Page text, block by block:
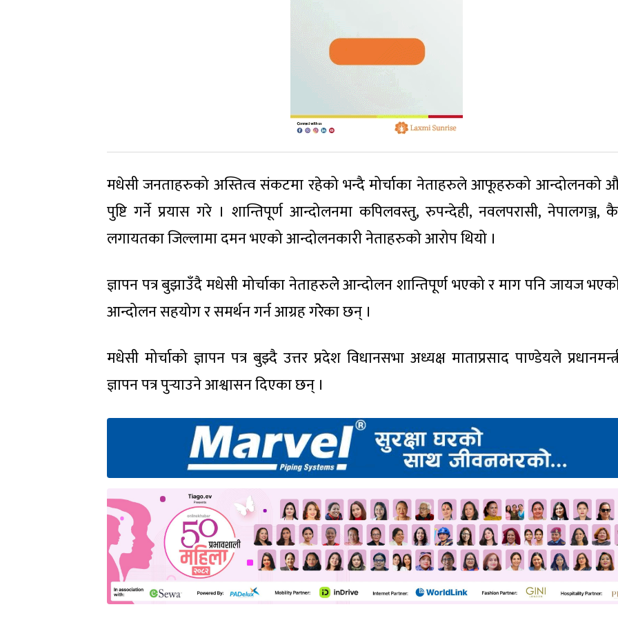
मधेसी जनताहरुको अस्तित्व संकटमा रहेको भन्दै मोर्चाका नेताहरुले आफूहरुको आन्दोलनको
पुष्टि गर्ने प्रयास गरे । शान्तिपूर्ण आन्दोलनमा कपिलवस्तु, रुपन्देही, नवलपरासी, नेपालगञ्ज,
लगायतका जिल्लामा दमन भएको आन्दोलनकारी नेताहरुको आरोप थियो ।
ज्ञापन पत्र बुझाउँदै मधेसी मोर्चाका नेताहरुलेे आन्दोलन शान्तिपूर्ण भएको र माग पनि जायज
आन्दोलन सहयोग र समर्थन गर्न आग्रह गरेेका छन् ।
मधेसी मोर्चाको ज्ञापन पत्र बुझ्दै उत्तर प्रदेश विधानसभा अध्यक्ष माताप्रसाद पाण्डेयले
ज्ञापन पत्र पुर्‍याउने आश्वासन दिएका छन् ।